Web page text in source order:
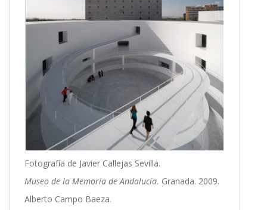
Fotografía de Javier Callejas Sevilla.
Museo de la Memoria de Andalucía. Granada. 2009.
Alberto Campo Baeza.